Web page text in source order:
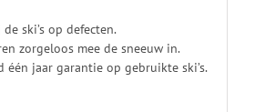
ski’s op defecten.
zorgeloos mee de sneeuw in.
één jaar garantie op gebruikte ski’s.